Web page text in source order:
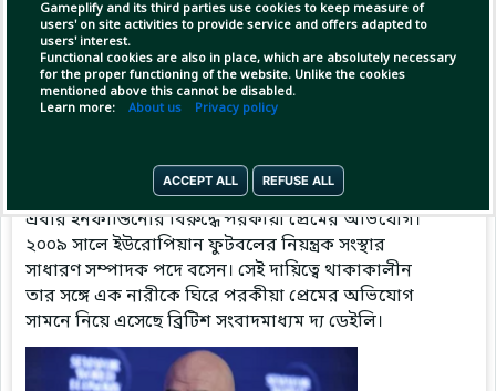
Gameplify and its third parties use cookies to keep measure of
users' on site activities to provide service and offers adapted to
users' interest.
Functional cookies are also in place, which are absolutely necessary
for the proper functioning of the website. Unlike the cookies
mentioned above this cannot be disabled.
Learn more: About us Privacy policy
ACCEPT ALL REFUSE ALL
Copy Link Open
51 minutes ago
এবার ইনফান্তিনোর বিরুদ্ধে পরকীয়া প্রেমের অভিযোগ।
২০০৯ সালে ইউরোপিয়ান ফুটবলের নিয়ন্ত্রক সংস্থার
সাধারণ সম্পাদক পদে বসেন। সেই দায়িত্বে থাকাকালীন
তার সঙ্গে এক নারীকে ঘিরে পরকীয়া প্রেমের অভিযোগ
সামনে নিয়ে এসেছে ব্রিটিশ সংবাদমাধ্যম দ্য ডেইলি।